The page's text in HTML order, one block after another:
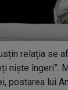
relația se
niște îngeri”.
postarea lui